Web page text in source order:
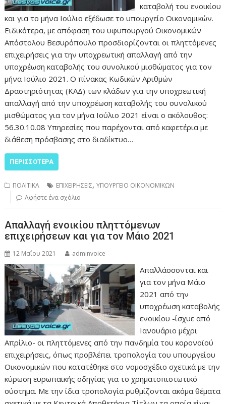
καταβολή του ενοικίου
και για το μήνα Ιούλιο εξέδωσε το υπουργείο Οικονομικών.
Ειδικότερα, με απόφαση του υφυπουργού Οικονομικών
Απόστολου Βεσυρόπουλο προσδιορίζονται οι πληττόμενες
επιχειρήσεις για την υποχρεωτική απαλλαγή από την
υποχρέωση καταβολής του συνολικού μισθώματος για τον
μήνα Ιούλιο 2021. Ο πίνακας Κωδικών Αριθμών
Δραστηριότητας (ΚΑΔ) των κλάδων για την υποχρεωτική
απαλλαγή από την υποχρέωση καταβολής του συνολικού
μισθώματος για τον μήνα Ιούλιο 2021 είναι ο ακόλουθος:
56.30.10.08 Υπηρεσίες που παρέχονται από καφετέρια με
διάθεση πρόσβασης στο διαδίκτυο…
ΠΕΡΙΣΣΌΤΕΡΑ
ΠΟΛΙΤΙΚΑ ΕΠΙΧΕΙΡΗΣΕΙΣ,ΥΠΟΥΡΓΕΙΟ ΟΙΚΟΝΟΜΙΚΩΝ
Αφήστε ένα σχόλιο
Απαλλαγή ενοικίου πληττόμενων
επιχειρήσεων και για τον Μάιο 2021
12 Μαΐου 2021 adminvoice
Απαλλάσσονται και
για τον μήνα Μάιο
2021 από την
υποχρέωση καταβολής
ενοικίου -ίσχυε από
Ιανουάριο μέχρι
Απρίλιο- οι πληττόμενες από την πανδημία του κορονοϊού
επιχειρήσεις, όπως προβλέπει τροπολογία του υπουργείου
Οικονομικών που κατατέθηκε στο νομοσχέδιο σχετικά με την
κύρωση ευρωπαϊκής οδηγίας για το χρηματοπιστωτικό
σύστημα. Με την ίδια τροπολογία ρυθμίζονται ακόμα θέματα